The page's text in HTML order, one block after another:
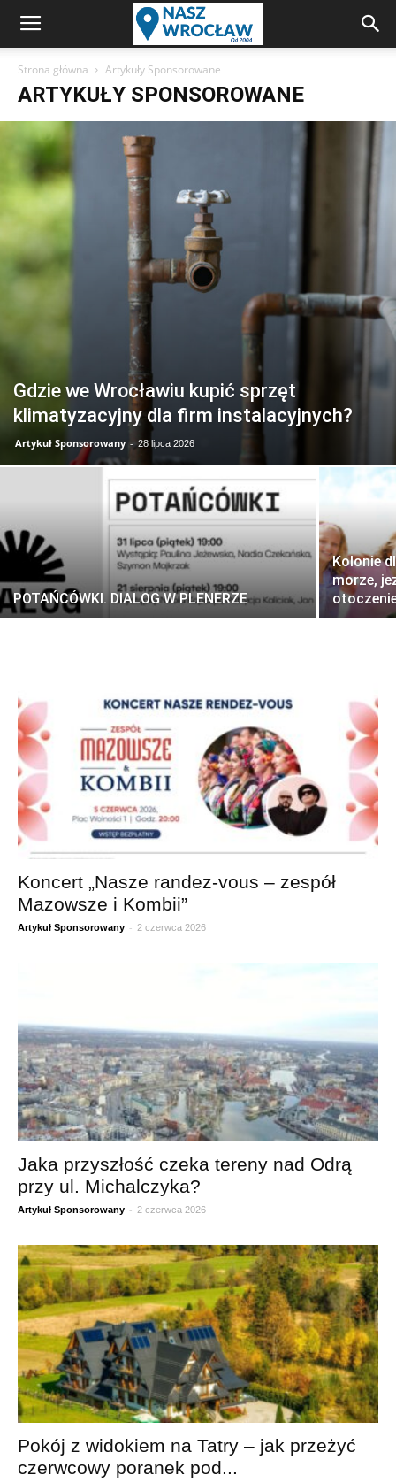
Strona główna Artykuły Sponsorowane
ARTYKUŁY SPONSOROWANE
Gdzie we Wrocławiu kupić sprzęt
klimatyzacyjny dla firm instalacyjnych?
Artykuł Sponsorowany - 28 lipca 2026
POTAŃCÓWKI. DIALOG W PLENERZE
Kolonie
morze,
Koncert „Nasze randez-vous – zespół
Mazowsze i Kombii”
Artykuł Sponsorowany - 2 czerwca 2026
Jaka przyszłość czeka tereny nad Odrą
przy ul. Michalczyka?
Artykuł Sponsorowany - 2 czerwca 2026
Pokój z widokiem na Tatry – jak przeżyć
czerwcowy poranek pod...